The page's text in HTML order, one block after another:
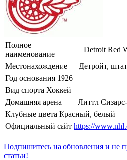
Полное
наименование
Detroit Red
Местонахождение
Детройт,
Год основания 1926
Вид спорта Хоккей
Домашняя арена
Литтл
Клубные цвета Красный, белый
Официальный сайт https://
Подпишитесь на обновления и не
статьи!